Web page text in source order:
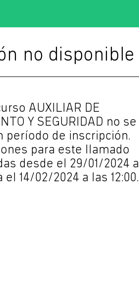
no disponible
AUXILIAR DE
Y SEGURIDAD no se
período de inscripción.
para este llamado
desde el 29/01/2024 a
el 14/02/2024 a las 12:00.